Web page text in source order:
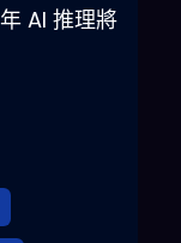
AI 推理將